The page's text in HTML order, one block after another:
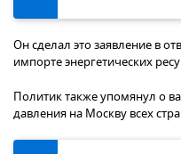
Он сделал это заявление в
импорте энергетических
Политик также упомянул о
давления на Москву всех